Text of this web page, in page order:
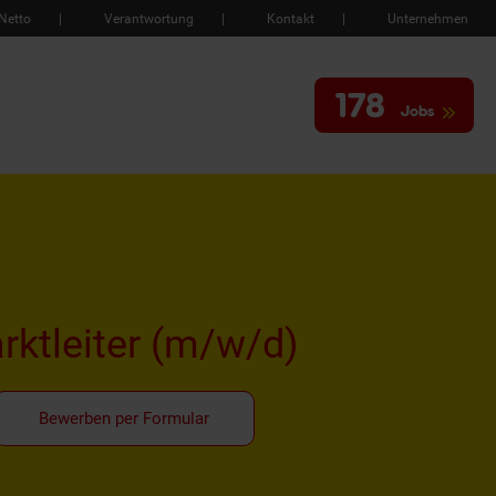
Verantwortung Kontakt Unternehmen
178 Jobs
(m/w/d)
Bewerben per Formular